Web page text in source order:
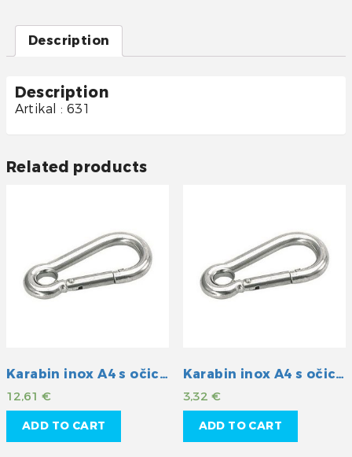
Description
Description
Artikal : 631
Related products
Karabin inox A4 s očicom 140mm
12,61€
ADD TO CART
Karabin inox A4 s očicom 60mm
3,32 €
ADD TO CART